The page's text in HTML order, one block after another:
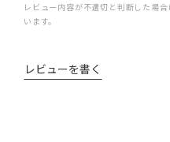
レビュー内容が不適切と判断した場
います。
レビューを書く